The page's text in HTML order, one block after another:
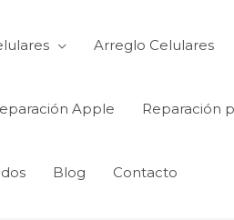
Arreglo Celulares
Apple Reparación
Blog Contacto